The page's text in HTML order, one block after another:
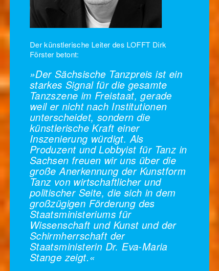
Der künstlerische Leiter des LOFFT Dirk
Förster betont:
»Der Sächsische Tanzpreis ist ein
starkes Signal für die gesamte
Tanzszene im Freistaat, gerade
weil er nicht nach Institutionen
unterscheidet, sondern die
künstlerische Kraft einer
Inszenierung würdigt. Als
Produzent und Lobbyist für Tanz in
Sachsen freuen wir uns über die
große Anerkennung der Kunstform
Tanz von wirtschaftlicher und
politischer Seite, die sich in dem
großzügigen Förderung des
Staatsministeriums für
Wissenschaft und Kunst und der
Schirmherrschaft der
Staatsministerin Dr. Eva-Maria
Stange zeigt.«